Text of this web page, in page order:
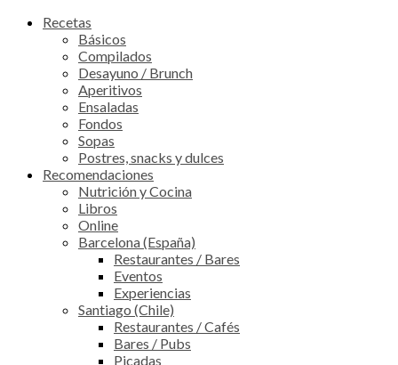
Recetas
Básicos
Compilados
Desayuno / Brunch
Aperitivos
Ensaladas
Fondos
Sopas
Postres, snacks y dulces
Recomendaciones
Nutrición y Cocina
Libros
Online
Barcelona (España)
Restaurantes / Bares
Eventos
Experiencias
Santiago (Chile)
Restaurantes / Cafés
Bares / Pubs
Picadas